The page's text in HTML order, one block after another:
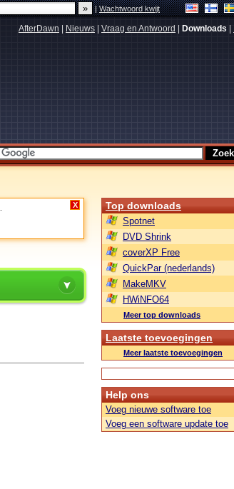
|Wachtwoord kwijt
AfterDawn Nieuws Vraag en Antwoord Downloads
X Top downloads
Spotnet
DVD Shrink
coverXP Free
QuickPar (nederlands)
MakeMKV
HWiNFO64
Meer top downloads
Laatste toevoegingen
Meer laatste toevoegingen
Help ons
Voeg nieuwe software toe
Voeg een software update toe